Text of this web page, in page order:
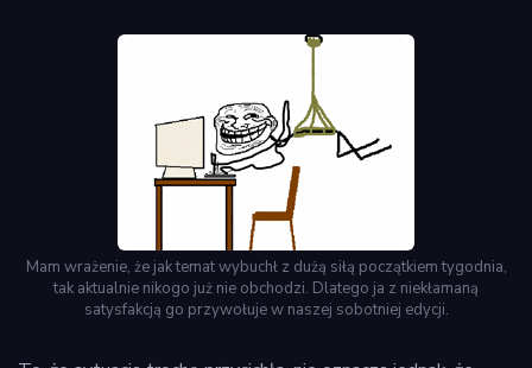
Mam wrażenie, że jak temat wybuchł z dużą siłą początkiem tygodnia,
tak aktualnie nikogo już nie obchodzi. Dlatego ja z niekłamaną
satysfakcją go przywołuje w naszej sobotniej edycji.